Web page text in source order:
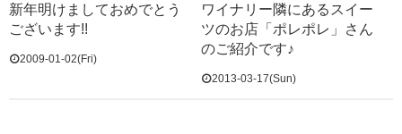
新年明けましておめでとう
ございます!!
2009-01-02(Fri)
ワイナリー隣にあるスイー
ツのお店「ポレポレ」さん
のご紹介です♪
2013-03-17(Sun)